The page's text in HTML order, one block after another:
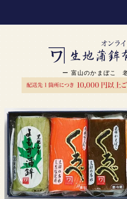
ー 富山のかまぼこ